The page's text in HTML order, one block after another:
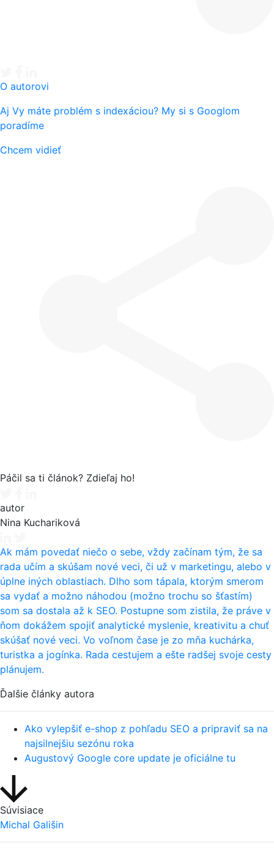
O autorovi
Aj Vy máte problém s indexáciou? My si s Googlom
poradíme
Chcem vidieť
Páčil sa ti článok? Zdieľaj ho!
autor
Nina Kuchariková
Ak mám povedať niečo o sebe, vždy začínam tým, že sa
rada učím a skúšam nové veci, či už v marketingu, alebo v
úplne iných oblastiach. Dlho som tápala, ktorým smerom
sa vydať a možno náhodou (možno trochu so šťastím)
som sa dostala až k SEO. Postupne som zistila, že práve v
ňom dokážem spojiť analytické myslenie, kreativitu a chuť
skúšať nové veci. Vo voľnom čase je zo mňa kuchárka,
turistka a jogínka. Rada cestujem a ešte radšej svoje cesty
plánujem.
Ďalšie články autora
Ako vylepšiť e-shop z pohľadu SEO a pripraviť sa na
najsilnejšiu sezónu roka
Augustový Google core update je oficiálne tu
Súvisiace
Michal Gališin